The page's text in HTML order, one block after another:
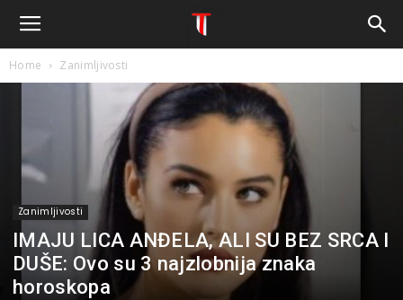
Home Zanimljivosti
Zanimljivosti
IMAJU LICA ANĐELA, ALI SU BEZ SRCA I
DUŠE: Ovo su 3 najzlobnija znaka
horoskopa